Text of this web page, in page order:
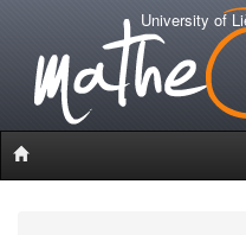
University of